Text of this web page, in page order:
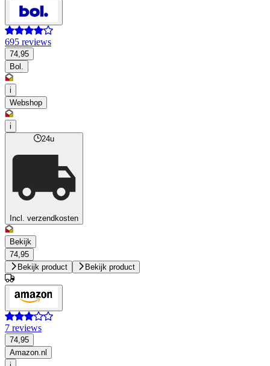
695 reviews
74,95
Bol.
i
Webshop
i
24u
Incl. verzendkosten
Bekijk
74,95
Bekijk product
Bekijk product
7 reviews
74,95
Amazon.nl